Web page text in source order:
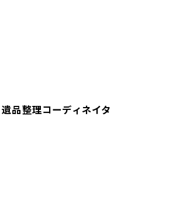
品整理コーディネイタ